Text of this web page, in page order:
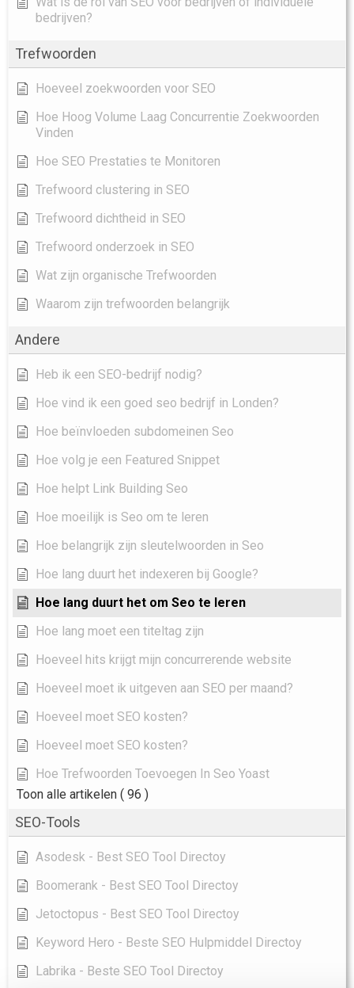
bedrijven?
Trefwoorden
Hoeveel zoekwoorden voor SEO
Hoe Hoog Volume Laag Concurrentie Zoekwoorden
Vinden
Hoe SEO Prestaties te Monitoren
Trefwoord clustering in SEO
Trefwoord dichtheid in SEO
Trefwoord onderzoek in SEO
Wat zijn organische Trefwoorden
Waarom zijn trefwoorden belangrijk
Andere
Heb ik een SEO-bedrijf nodig?
Hoe vind ik een goed seo bedrijf in Londen?
Hoe beïnvloeden subdomeinen Seo
Hoe volg je een Featured Snippet
Hoe helpt Link Building Seo
Hoe moeilijk is Seo om te leren
Hoe belangrijk zijn sleutelwoorden in Seo
Hoe lang duurt het indexeren bij Google?
Hoe lang duurt het om Seo te leren
Hoe lang moet een titeltag zijn
Hoeveel hits krijgt mijn concurrerende website
Hoeveel moet ik uitgeven aan SEO per maand?
Hoeveel moet SEO kosten?
Hoeveel moet SEO kosten?
Hoe Trefwoorden Toevoegen In Seo Yoast
Toon alle artikelen ( 96 )
SEO-Tools
Asodesk - Best SEO Tool Directoy
Boomerank - Best SEO Tool Directoy
Jetoctopus - Best SEO Tool Directoy
Keyword Hero - Beste SEO Hulpmiddel Directoy
Labrika - Beste SEO Tool Directoy